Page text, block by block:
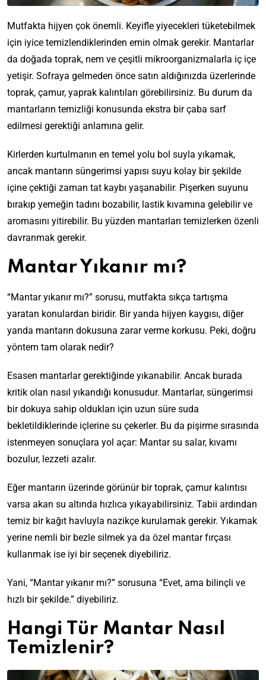
Mutfakta hijyen çok önemli. Keyifle yiyecekleri tüketebilmek
için iyice temizlendiklerinden emin olmak gerekir. Mantarlar
da doğada toprak, nem ve çeşitli mikroorganizmalarla iç içe
yetişir. Sofraya gelmeden önce satın aldığınızda üzerlerinde
toprak, çamur, yaprak kalıntıları görebilirsiniz. Bu durum da
mantarların temizliği konusunda ekstra bir çaba sarf
edilmesi gerektiği anlamına gelir.
Kirlerden kurtulmanın en temel yolu bol suyla yıkamak,
ancak mantarın süngerimsi yapısı suyu kolay bir şekilde
içine çektiği zaman tat kaybı yaşanabilir. Pişerken suyunu
bırakıp yemeğin tadını bozabilir, lastik kıvamına gelebilir ve
aromasını yitirebilir. Bu yüzden mantarları temizlerken özenli
davranmak gerekir.
Mantar Yıkanır mı?
“Mantar yıkanır mı?” sorusu, mutfakta sıkça tartışma
yaratan konulardan biridir. Bir yanda hijyen kaygısı, diğer
yanda mantarın dokusuna zarar verme korkusu. Peki, doğru
yöntem tam olarak nedir?
Esasen mantarlar gerektiğinde yıkanabilir. Ancak burada
kritik olan nasıl yıkandığı konusudur. Mantarlar, süngerimsi
bir dokuya sahip oldukları için uzun süre suda
bekletildiklerinde içlerine su çekerler. Bu da pişirme sırasında
istenmeyen sonuçlara yol açar: Mantar su salar, kıvamı
bozulur, lezzeti azalır.
Eğer mantarın üzerinde görünür bir toprak, çamur kalıntısı
varsa akan su altında hızlıca yıkayabilirsiniz. Tabii ardından
temiz bir kağıt havluyla nazikçe kurulamak gerekir. Yıkamak
yerine nemli bir bezle silmek ya da özel mantar fırçası
kullanmak ise iyi bir seçenek diyebiliriz.
Yani, “Mantar yıkanır mı?” sorusuna “Evet, ama bilinçli ve
hızlı bir şekilde.” diyebiliriz.
Hangi Tür Mantar Nasıl
Temizlenir?